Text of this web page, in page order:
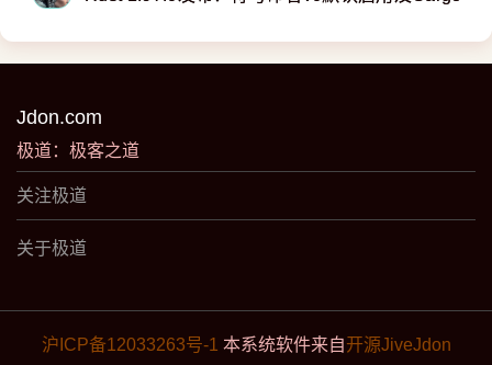
Jdon.com
极道：极客之道
关注极道
关于极道
沪ICP备12033263号-1 本系统软件来自开源JiveJdon